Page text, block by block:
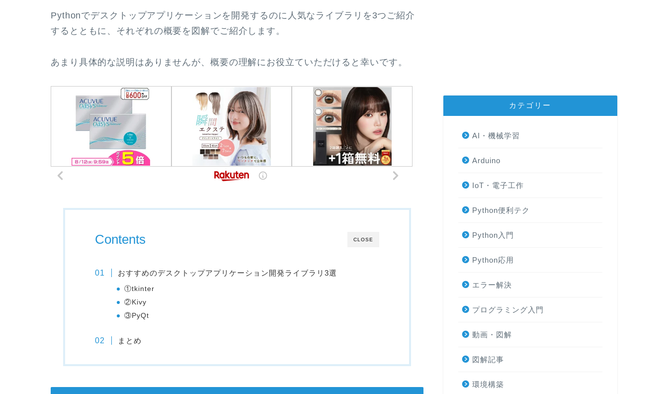
Pythonでデスクトップアプリケーションを開発するのに人気なライブラリを3つご紹介
するとともに、それぞれの概要を図解でご紹介します。
あまり具体的な説明はありませんが、概要の理解にお役立ていただけると幸いです。
CLOSE
Contents
おすすめのデスクトップアプリケーション開発ライブラリ3選
①tkinter
②Kivy
③PyQt
まとめ
カテゴリー
AI・機械学習
Arduino
IoT・電子工作
Python便利テク
Python入門
Python応用
エラー解決
プログラミング入門
動画・図解
図解記事
環境構築